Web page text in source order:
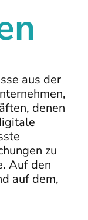
aus der
denen
zu
Auf den
auf dem,